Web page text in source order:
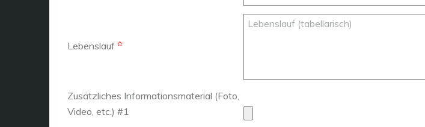
Lebenslauf
Zusätzliches Informationsmaterial (Foto,
Video, etc.) #1